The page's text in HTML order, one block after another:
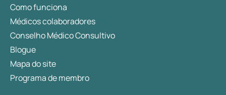
Como funciona
Médicos colaboradores
Conselho Médico Consultivo
Blogue
Mapa do site
Programa de membro